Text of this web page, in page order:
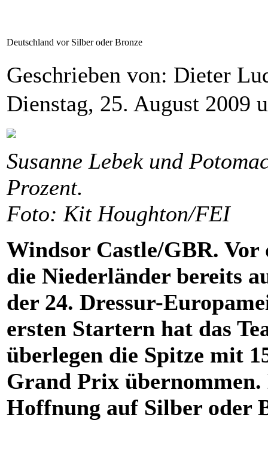
Deutschland vor Silber oder Bronze
Geschrieben von: Dieter
Dienstag, 25. August 2009
Susanne Lebek und
Prozent.
Foto: Kit Houghton/FEI
Windsor Castle/GBR. Vor
die Niederländer bereits
der 24. Dressur-
ersten Startern hat das
überlegen die Spitze mit
Grand Prix
Hoffnung auf Silber oder